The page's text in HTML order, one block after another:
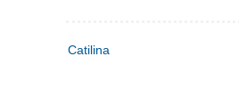
Catilina